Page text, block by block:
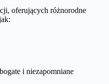
oferujących różnorodne
i niezapomniane